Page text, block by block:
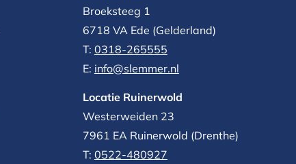
Broeksteeg 1
6718 VA Ede (Gelderland)
T: 0318-265555
E: info@slemmer.nl
Locatie Ruinerwold
Westerweiden 23
7961 EA Ruinerwold (Drenthe)
T: 0522-480927‬